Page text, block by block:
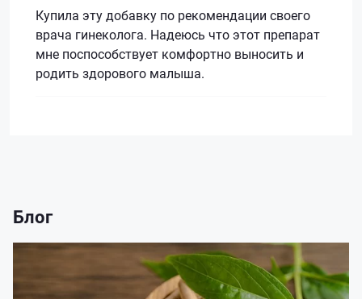
Купила эту добавку по рекомендации своего
врача гинеколога. Надеюсь что этот препарат
мне поспособствует комфортно выносить и
родить здорового малыша.
Блог